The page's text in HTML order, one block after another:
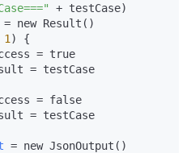
+ testCase)
1 ) {
= new JsonOutput()